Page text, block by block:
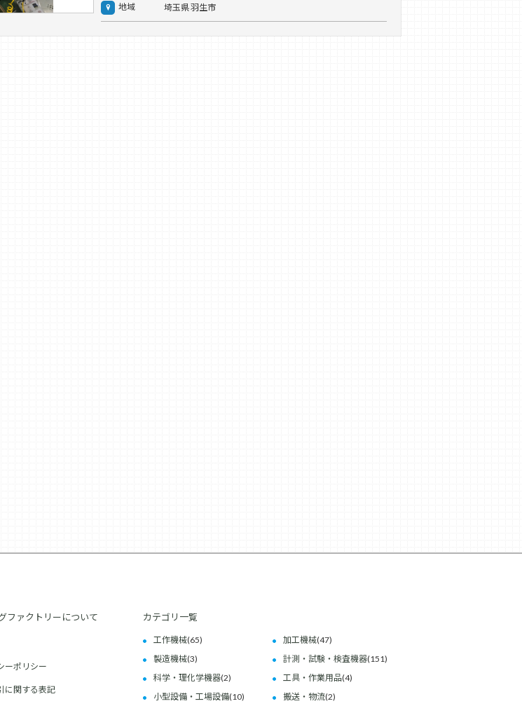
地域
埼玉県 羽生市
ファクトリーについて
ーポリシー
に関する表記
カテゴリ一覧
工作機械(65) 加工機械(47)
製造機械(3) 計測・試験・検査機器(151)
科学・理化学機器(2) 工具・作業用品(4)
小型設備・工場設備(10) 搬送・物流(2)